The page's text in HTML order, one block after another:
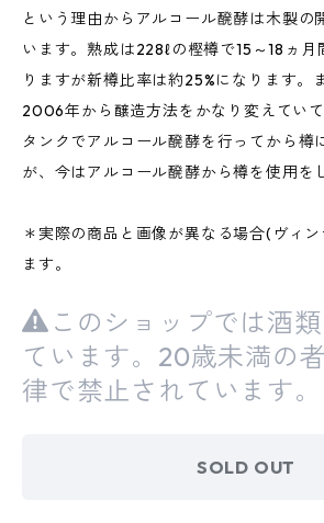
という理由からアルコール醗酵は木製の
います。熟成は228ℓの樫樽で15～18ヵ月
りますが新樽比率は約25%になります。
2006年から醸造方法をかなり変えてい
タンクでアルコール醗酵を行ってから樽
が、今はアルコール醗酵から樽を使用を
＊実際の商品と画像が異なる場合(ヴィ
ます。
このショップでは酒
ています。20歳未満の
律で禁止されています。
SOLD OUT